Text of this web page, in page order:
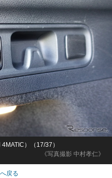
《写真撮影 中村孝仁》
）（17/37）
戻る